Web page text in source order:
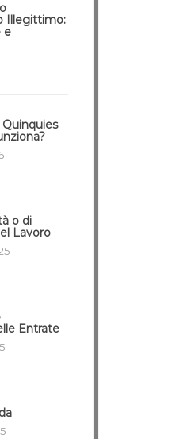
Illegittimo:
e
o di
Lavoro
Entrate